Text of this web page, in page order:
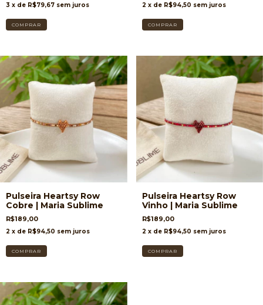
3 x de R$79,67 sem juros 2 x de R$94,50 sem juros
Pulseira Heartsy Row
Cobre | Maria Sublime
R$189,00
2 x de R$94,50 sem juros
Pulseira Heartsy Row
Vinho | Maria Sublime
R$189,00
2 x de R$94,50 sem juros